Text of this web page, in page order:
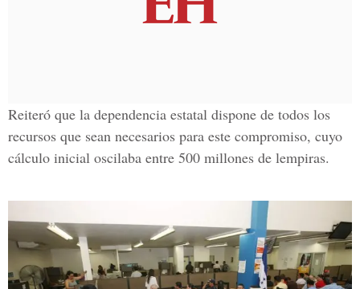
Reiteró que la dependencia estatal dispone de todos los
recursos que sean necesarios para este compromiso, cuyo
cálculo inicial oscilaba entre 500 millones de lempiras.